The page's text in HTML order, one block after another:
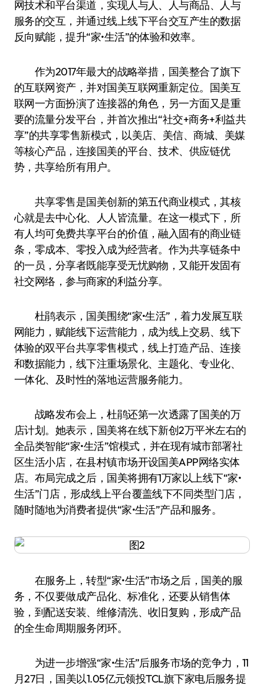
网技术和平台渠道，实现人与人、人与商品、人与
服务的交互，并通过线上线下平台交互产生的数据
反向赋能，提升“家•生活”的体验和效率。
作为2017年最大的战略举措，国美整合了旗下
的互联网资产，并对国美互联网重新定位。国美互
联网一方面扮演了连接器的角色，另一方面又是重
要的流量分发平台，并首次推出“社交+商务+利益共
享”的共享零售新模式，以美店、美信、商城、美媒
等核心产品，连接国美的平台、技术、供应链优
势，共享给所有用户。
共享零售是国美创新的第五代商业模式，其核
心就是去中心化、人人皆流量。在这一模式下，所
有人均可免费共享平台的价值，融入固有的商业链
条，零成本、零投入成为经营者。作为共享链条中
的一员，分享者既能享受无忧购物，又能开发固有
社交网络，参与商家的利益分享。
杜鹃表示，国美围绕“家•生活”，着力发展互联
网能力，赋能线下运营能力，成为线上交易、线下
体验的双平台共享零售模式，线上打造产品、连接
和数据能力，线下注重场景化、主题化、专业化、
一体化、及时性的落地运营服务能力。
战略发布会上，杜鹃还第一次透露了国美的万
店计划。她表示，国美将在线下新创2万平米左右的
全品类智能“家•生活”馆模式，并在现有城市部署社
区生活小店，在县村镇市场开设国美APP网络实体
店。布局完成之后，国美将拥有1万家以上线下“家•
生活”门店，形成线上平台覆盖线下不同类型门店，
随时随地为消费者提供“家•生活”产品和服务。
在服务上，转型“家•生活”市场之后，国美的服
务，不仅要做成产品化、标准化，还要从销售体
验，到配送安装、维修清洗、收旧复购，形成产品
的全生命周期服务闭环。
为进一步增强“家•生活”后服务市场的竞争力，11
月27日，国美以1.05亿元领投TCL旗下家电后服务提